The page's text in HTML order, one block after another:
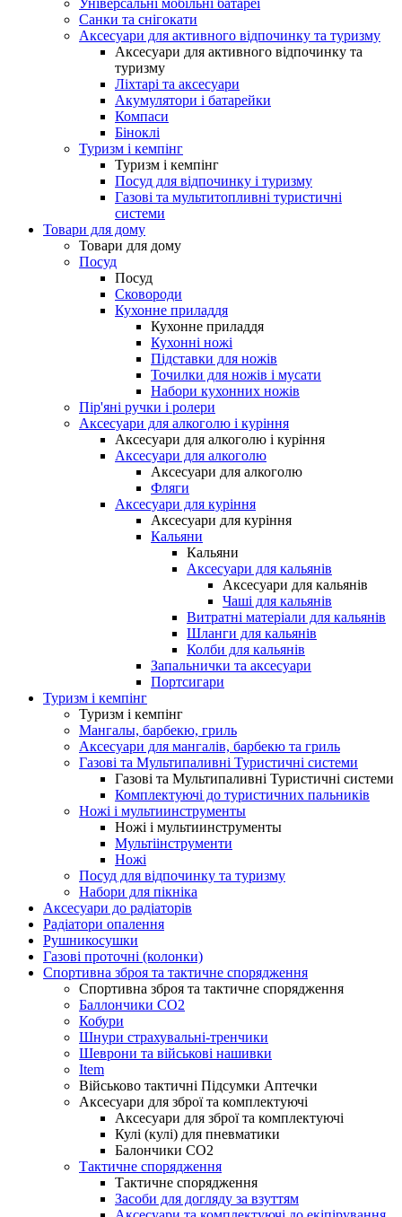
Універсальні мобільні батареї
Санки та снігокати
Аксесуари для активного відпочинку та туризму
Аксесуари для активного відпочинку та
туризму
Ліхтарі та аксесуари
Акумулятори і батарейки
Компаси
Біноклі
Туризм і кемпінг
Туризм і кемпінг
Посуд для відпочинку і туризму
Газові та мультитопливні туристичні
системи
Товари для дому
Товари для дому
Посуд
Посуд
Сковороди
Кухонне приладдя
Кухонне приладдя
Кухонні ножі
Підставки для ножів
Точилки для ножів і мусати
Набори кухонних ножів
Пір'яні ручки і ролери
Аксесуари для алкоголю і куріння
Аксесуари для алкоголю і куріння
Аксесуари для алкоголю
Аксесуари для алкоголю
Фляги
Аксесуари для куріння
Аксесуари для куріння
Кальяни
Кальяни
Аксесуари для кальянів
Аксесуари для кальянів
Чаші для кальянів
Витратні матеріали для кальянів
Шланги для кальянів
Колби для кальянів
Запальнички та аксесуари
Портсигари
Туризм і кемпінг
Туризм і кемпінг
Мангалы, барбекю, гриль
Аксесуари для мангалів, барбекю та гриль
Газові та Мультипаливні Туристичні системи
Газові та Мультипаливні Туристичні системи
Комплектуючі до туристичних пальників
Ножі і мультиинструменты
Ножі і мультиинструменты
Мультіінструменти
Ножі
Посуд для відпочинку та туризму
Набори для пікніка
Аксесуари до радіаторів
Радіатори опалення
Рушникосушки
Газові проточні (колонки)
Спортивна зброя та тактичне спорядження
Спортивна зброя та тактичне спорядження
Баллончики CO2
Кобури
Шнури страхувальні-тренчики
Шеврони та військові нашивки
Item
Військово тактичні Підсумки Аптечки
Аксесуари для зброї та комплектуючі
Аксесуари для зброї та комплектуючі
Кулі (кулі) для пневматики
Балончики CO2
Тактичне спорядження
Тактичне спорядження
Засоби для догляду за взуттям